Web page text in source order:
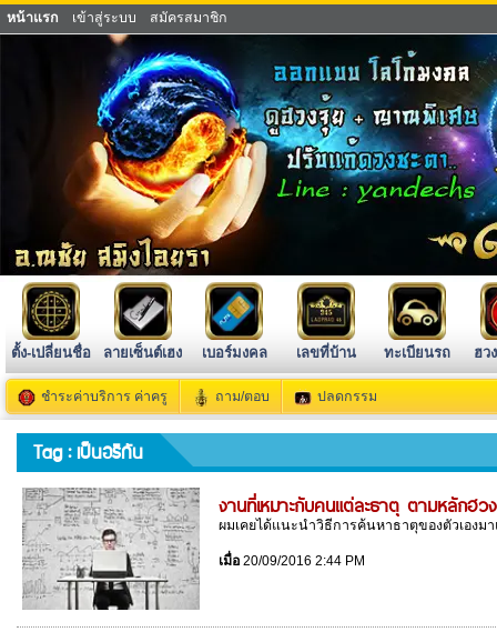
หน้าแรก เข้าสู่ระบบ สมัครสมาชิก
ตั้ง-เปลี่ยนชื่อ ลายเซ็นต์เฮง เบอร์มงคล เลขที่บ้าน ทะเบียนรถ ฮว
ชำระค่าบริการ ค่าครู ถาม/ตอบ ปลดกรรม
Tag : เป็นอริกัน
งานที่เหมาะกับคนแต่ละธาตุ ตามหลักฮว
ผมเคยได้แนะนำวิธีการค้นหาธาตุของตัวเองม
เมื่อ20/09/2016 2:44 PM